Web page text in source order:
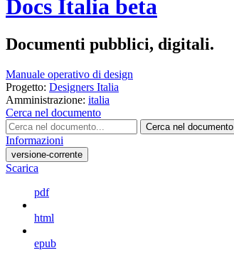
Docs Italia beta
Documenti pubblici, digitali.
Manuale operativo di design
Progetto: Designers Italia
Amministrazione: italia
Cerca nel documento
Cerca nel documento
Informazioni
versione-corrente
Scarica
pdf
html
epub